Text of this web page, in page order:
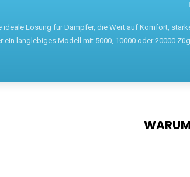
ideale Lösung für Dampfer, die Wert auf Komfort,
ein langlebiges Modell mit 5000, 10000 oder 20000